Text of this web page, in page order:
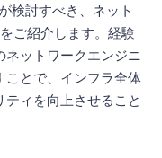
検討すべき、ネット
ご紹介します。経験
ネットワークエンジニ
ことで、インフラ全体
ィを向上させること